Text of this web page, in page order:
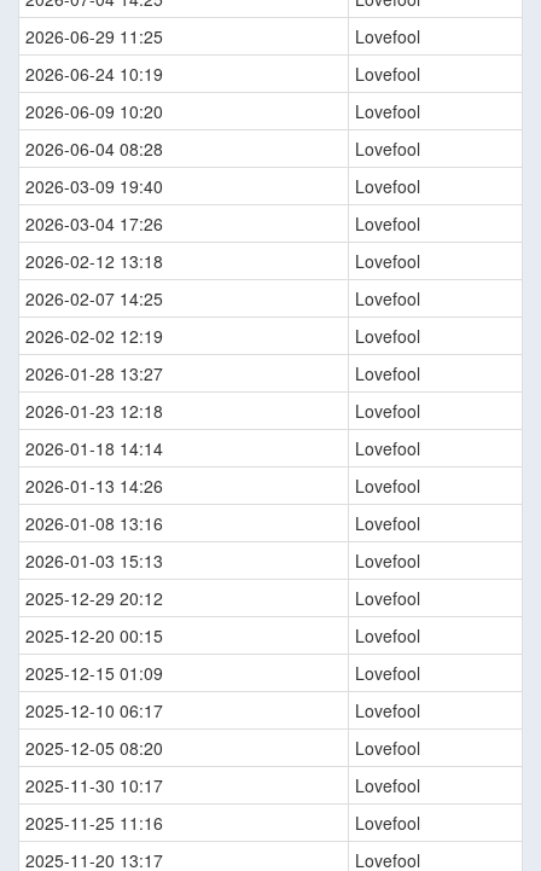
2026-06-29 11:25
Lovefool
2026-06-24 10:19
Lovefool
2026-06-09 10:20
Lovefool
2026-06-04 08:28
Lovefool
2026-03-09 19:40
Lovefool
2026-03-04 17:26
Lovefool
2026-02-12 13:18
Lovefool
2026-02-07 14:25
Lovefool
2026-02-02 12:19
Lovefool
2026-01-28 13:27
Lovefool
2026-01-23 12:18
Lovefool
2026-01-18 14:14
Lovefool
2026-01-13 14:26
Lovefool
2026-01-08 13:16
Lovefool
2026-01-03 15:13
Lovefool
2025-12-29 20:12
Lovefool
2025-12-20 00:15
Lovefool
2025-12-15 01:09
Lovefool
2025-12-10 06:17
Lovefool
2025-12-05 08:20
Lovefool
2025-11-30 10:17
Lovefool
2025-11-25 11:16
Lovefool
2025-11-20 13:17
Lovefool